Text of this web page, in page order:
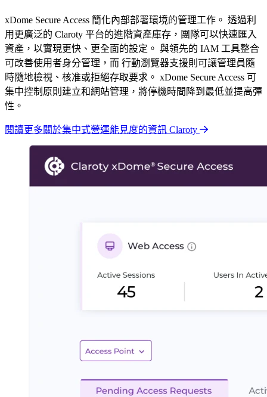
xDome Secure Access 簡化內部部署環境的管理工作。 透過利
用更廣泛的 Claroty 平台的進階資產庫存，團隊可以快速匯入
資產，以實現更快、更全面的設定。 與領先的 IAM 工具整合
可改善使用者身分管理，而 行動瀏覽器支援則可讓管理員隨
時隨地檢視、核准或拒絕存取要求。 xDome Secure Access 可
集中控制原則建立和網站管理，將停機時間降到最低並提高彈
性。
閱讀更多關於集中式營運能見度的資訊 Claroty